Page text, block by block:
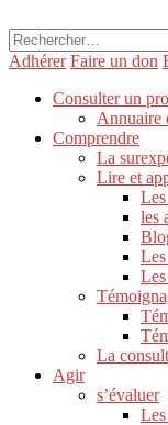
Rechercher :
Adhérer Faire un don
Consulter un
Annuaire
Comprendre
La
Lire et
les
La
Agir
s’évaluer